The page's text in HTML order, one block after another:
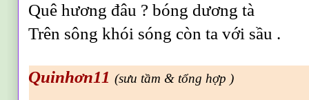
Quê hương đâu ? bóng dương tà
Trên sông khói sóng còn ta với sầu .
Quinhơn11(sưu tầm & tổng hợp )